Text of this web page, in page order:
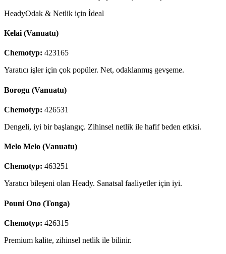
HeadyOdak & Netlik için İdeal
Kelai (Vanuatu)
Chemotyp: 423165
Yaratıcı işler için çok popüler. Net, odaklanmış gevşeme.
Borogu (Vanuatu)
Chemotyp: 426531
Dengeli, iyi bir başlangıç. Zihinsel netlik ile hafif beden etkisi.
Melo Melo (Vanuatu)
Chemotyp: 463251
Yaratıcı bileşeni olan Heady. Sanatsal faaliyetler için iyi.
Pouni Ono (Tonga)
Chemotyp: 426315
Premium kalite, zihinsel netlik ile bilinir.